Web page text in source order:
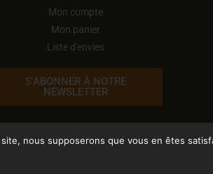
Mon compte
Mon panier
Liste d'envies
S'ABONNER À NOTRE
NEWSLETTER
nous supposerons que vous en êtes